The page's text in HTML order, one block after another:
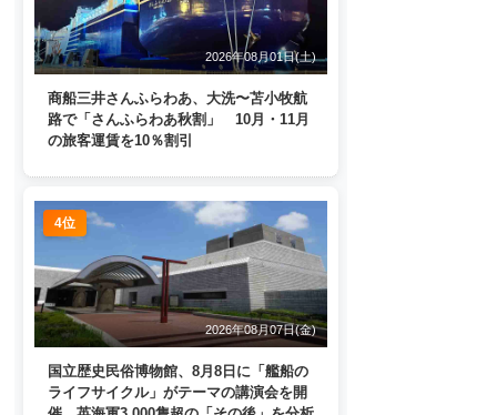
2026年08月01日(土)
商船三井さんふらわあ、大洗〜苫小牧航
路で「さんふらわあ秋割」 10月・11月
の旅客運賃を10％割引
4位
2026年08月07日(金)
国立歴史民俗博物館、8月8日に「艦船の
ライフサイクル」がテーマの講演会を開